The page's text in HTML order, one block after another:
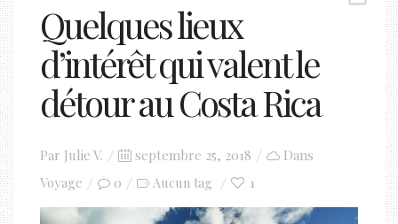
Quelques lieux
d’intérêt qui valent le
détour au Costa Rica
Par Julie V.
Posted
on
septembre 25, 2018
Dans
Voyage
0 Aucun tag 1